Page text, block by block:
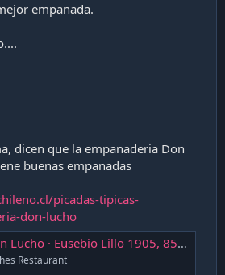
empanada.
dicen que la empanaderia Don
buenas empanadas
picadas-tipicas-
don-lucho
Lillo 1905, 8550500 Conchalí, Región Metropolitana, Chile
Restaurant